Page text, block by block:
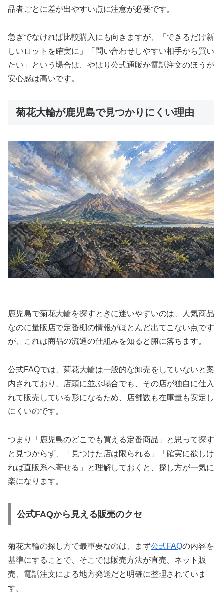
品者ごとに差が出やすい点に注意が必要です。
急ぎでなければ比較購入にも向きますが、「できるだけ新
しいロットを確実に」「問い合わせしやすい相手から買い
たい」という場合は、やはり公式通販か電話注文のほうが
安心感は高いです。
菊花大輪が鹿児島で見つかりにくい理由
鹿児島で菊花大輪を探すときに迷いやすいのは、人気商品
なのに量販店で定番棚の情報がほとんど出てこない点です
が、これは商品の流通の仕組みを知ると腑に落ちます。
公式FAQでは、菊花大輪は一般的な卸売をしていないと案
内されており、店頭に並ぶ場合でも、その店が独自に仕入
れて販売している形になるため、店舗数も在庫量も安定し
にくいのです。
つまり「鹿児島のどこでも買える定番商品」と思って探す
と見つからず、「見つけた店は限られる」「確実に欲しけ
れば直販系へ寄せる」と理解しておくと、探し方が一気に
楽になります。
公式FAQから見える販売のクセ
菊花大輪の探し方で最重要なのは、まず公式FAQの内容を
基準にすることで、そこでは販売方法が直売、ネット販
売、電話注文による地方発送だと明確に整理されていま
す。